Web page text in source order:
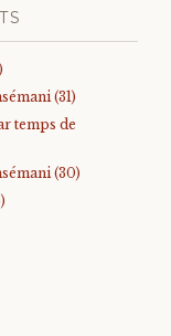
(31)
temps de
(30)